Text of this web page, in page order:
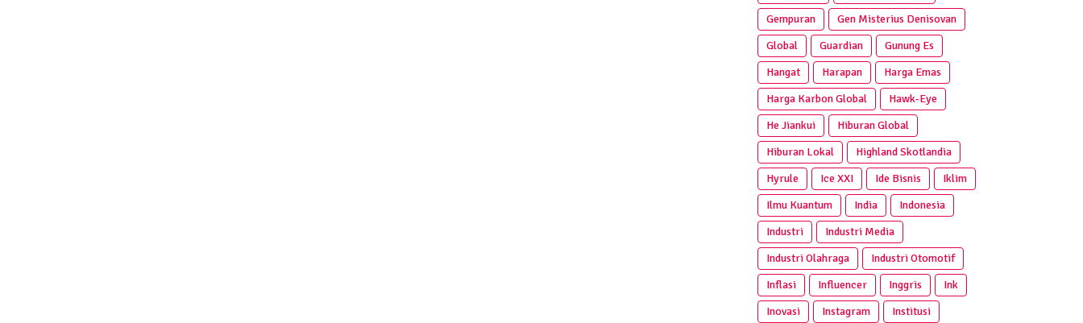
Gempuran
Gen Misterius Denisovan
Global
Guardian
Gunung Es
Hangat
Harapan
Harga Emas
Harga Karbon Global
Hawk-Eye
He Jiankui
Hiburan Global
Hiburan Lokal
Highland Skotlandia
Hyrule
Ice XXI Ide Bisnis
Iklim
Ilmu Kuantum
India
Indonesia
Industri
Industri Media
Industri Olahraga
Industri Otomotif
Inflasi
Influencer Inggris
Ink
Inovasi
Instagram Institusi